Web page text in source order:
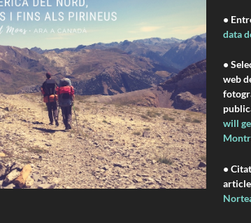
•
data
•
web
will
•